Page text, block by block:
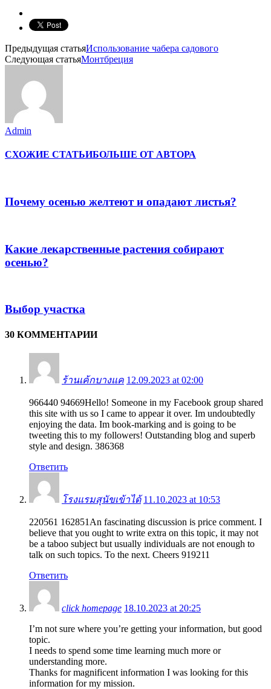
Предыдущая статьяИспользование чабера садового
Следующая статьяМонтбреция
Admin
СХОЖИЕ СТАТЬИБОЛЬШЕ ОТ АВТОРА
Почему осенью желтеют и опадают листья?
Какие лекарственные растения собирают
осенью?
Выбор участка
30 КОММЕНТАРИИ
ร้านเค้กบางแค 12.09.2023 at 02:00
966440 94669Hello! Someone in my Facebook group shared
this site with us so I came to appear it over. Im undoubtedly
enjoying the data. Im book-marking and is going to be
tweeting this to my followers! Outstanding blog and superb
style and design. 386368
Ответить
โรงแรมสุนัขเข้าได้ 11.10.2023 at 10:53
220561 162851An fascinating discussion is price comment. I
believe that you ought to write extra on this topic, it may not
be a taboo subject but usually individuals are not enough to
talk on such topics. To the next. Cheers 919211
Ответить
click homepage 18.10.2023 at 20:25
I’m not sure where you’re getting your information, but good
topic.
I needs to spend some time learning much more or
understanding more.
Thanks for magnificent information I was looking for this
information for my mission.